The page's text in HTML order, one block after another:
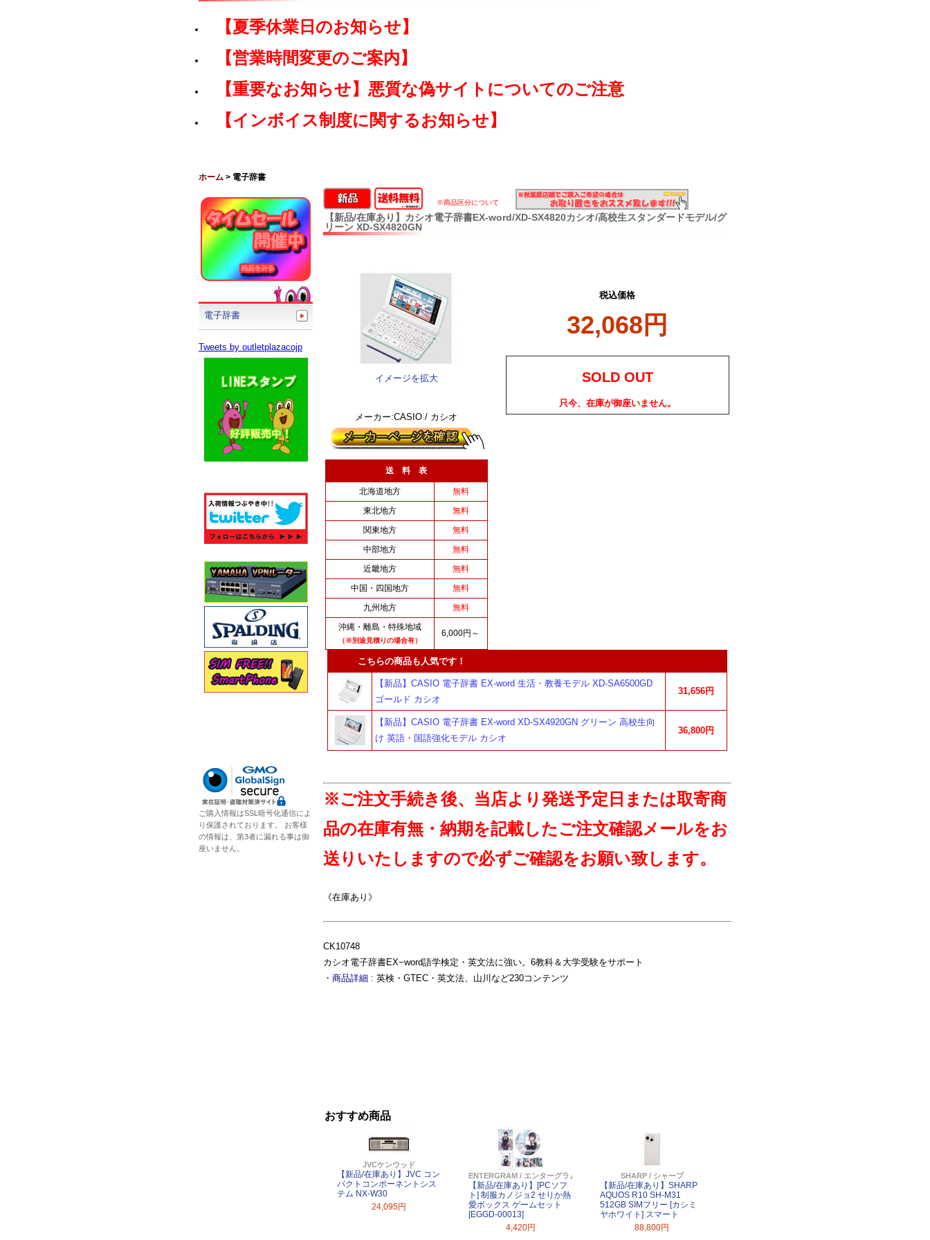
【夏季休業日のお知らせ】
【営業時間変更のご案内】
【重要なお知らせ】悪質な偽サイトについてのご注意
【インボイス制度に関するお知らせ】
ホーム > 電子辞書
※商品区分について
【新品/在庫あり】カシオ電子辞書EX-word/XD-SX4820カシオ/高校生スタンダードモデル/グ
リーン XD-SX4820GN
イメージを拡大
メーカー:CASIO / カシオ
送 料 表
北海道地方
無料
東北地方
無料
関東地方
無料
中部地方
無料
近畿地方
無料
中国・四国地方
無料
九州地方
無料
沖縄・離島・特殊地域
（※別途見積りの場合有）
6,000円～
税込価格
32,068円
SOLD OUT
只今、在庫が御座いません。
こちらの商品も人気です！
【新品】CASIO 電子辞書 EX-word 生活・教養モデル XD-SA6500GD
ゴールド カシオ
31,656円
【新品】CASIO 電子辞書 EX-word XD-SX4920GN グリーン 高校生向
け 英語・国語強化モデル カシオ
36,800円
※ご注文手続き後、当店より発送予定日または取寄商
品の在庫有無・納期を記載したご注文確認メールをお
送りいたしますので必ずご確認をお願い致します。
《在庫あり》
CK10748
カシオ電子辞書EX−word語学検定・英文法に強い。6教科＆大学受験をサポート
・商品詳細 : 英検・GTEC・英文法、山川など230コンテンツ
おすすめ商品
JVCケンウッド
【新品/在庫あり】JVC コン
パクトコンポーネントシス
テム NX-W30
24,095円
ENTERGRAM / エンターグラム
【新品/在庫あり】[PCソフ
ト] 制服カノジョ2 せりか熱
愛ボックス ゲームセット
[EGGD-00013]
4,420円
SHARP / シャープ
【新品/在庫あり】SHARP
AQUOS R10 SH-M31
512GB SIMフリー [カシミ
ヤホワイト] スマート
88,800円
電子辞書
Tweets by outletplazacojp
ご購入情報はSSL暗号化通信によ
り保護されております。 お客様
の情報は、第3者に漏れる事は御
座いません。